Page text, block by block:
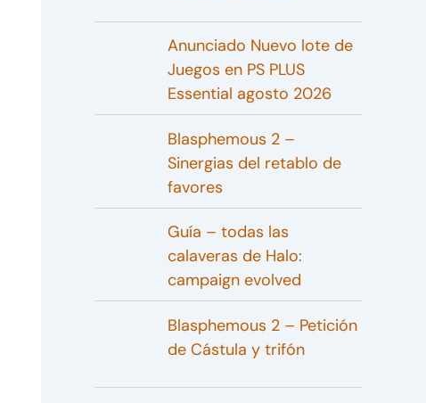
Anunciado Nuevo lote de
Juegos en PS PLUS
Essential agosto 2026
Blasphemous 2 –
Sinergias del retablo de
favores
Guía – todas las
calaveras de Halo:
campaign evolved
Blasphemous 2 – Petición
de Cástula y trifón